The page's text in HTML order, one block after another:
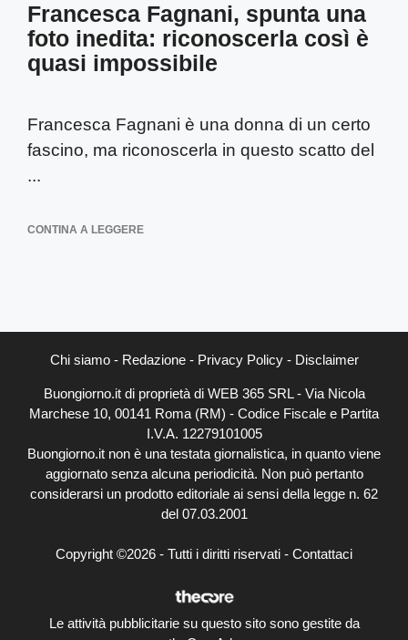
Francesca Fagnani, spunta una
foto inedita: riconoscerla così è
quasi impossibile
Francesca Fagnani è una donna di un certo
fascino, ma riconoscerla in questo scatto del
...
CONTINA A LEGGERE
Chi siamo- Redazione- Privacy Policy- Disclaimer
Buongiorno.it di proprietà di WEB 365 SRL - Via Nicola
Marchese 10, 00141 Roma (RM) - Codice Fiscale e Partita
I.V.A. 12279101005
Buongiorno.it non è una testata giornalistica, in quanto viene
aggiornato senza alcuna periodicità. Non può pertanto
considerarsi un prodotto editoriale ai sensi della legge n. 62
del 07.03.2001
Copyright ©2026 - Tutti i diritti riservati - Contattaci
Le attività pubblicitarie su questo sito sono gestite da